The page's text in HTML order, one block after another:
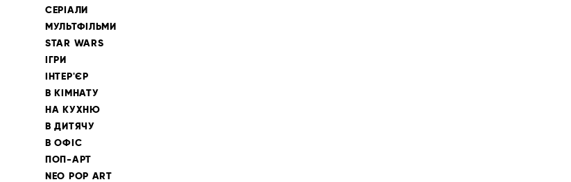
СЕРІАЛИ
МУЛЬТФІЛЬМИ
STAR WARS
ІГРИ
ІНТЕР'ЄР
В КІМНАТУ
НА КУХНЮ
В ДИТЯЧУ
В ОФІС
ПОП-АРТ
NEO POP ART